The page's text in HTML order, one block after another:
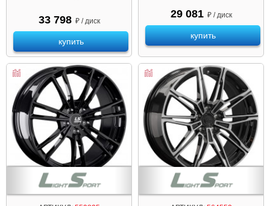
33 798 ₽ / диск
купить
29 081 ₽ / диск
купить